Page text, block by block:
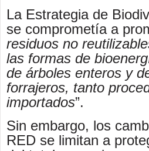
La Estrategia de
se comprometía a
residuos no
las formas de
de árboles enteros y
forrajeros, tanto
importados”.
Sin embargo, los
RED se limitan a